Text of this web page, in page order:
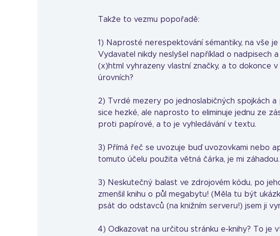
Takže to vezmu popořadě:
1) Naprosté nerespektování sémantiky, na vše
Vydavatel nikdy neslyšel například o nadpisech
(x)html vyhrazeny vlastní značky, a to dokonce
úrovních?
2) Tvrdé mezery po jednoslabičných spojkách
sice hezké, ale naprosto to eliminuje jednu ze
proti papírové, a to je vyhledávání v textu.
3) Přímá řeč se uvozuje buď uvozovkami nebo
tomuto účelu použita větná čárka, je mi záhadou.
3) Neskutečný balast ve zdrojovém kódu, po
zmenšil knihu o půl megabytu! (Měla tu být
psát do odstavců (na knižním serveru!) jsem ji
4) Odkazovat na určitou stránku e-knihy? To je